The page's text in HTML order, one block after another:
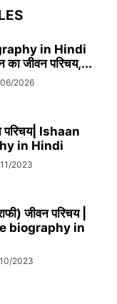
in Hindi
जीवन परिचय,...
2026
परिचय| Ishaan
in Hindi
2023
जीवन परिचय |
biography in
2023